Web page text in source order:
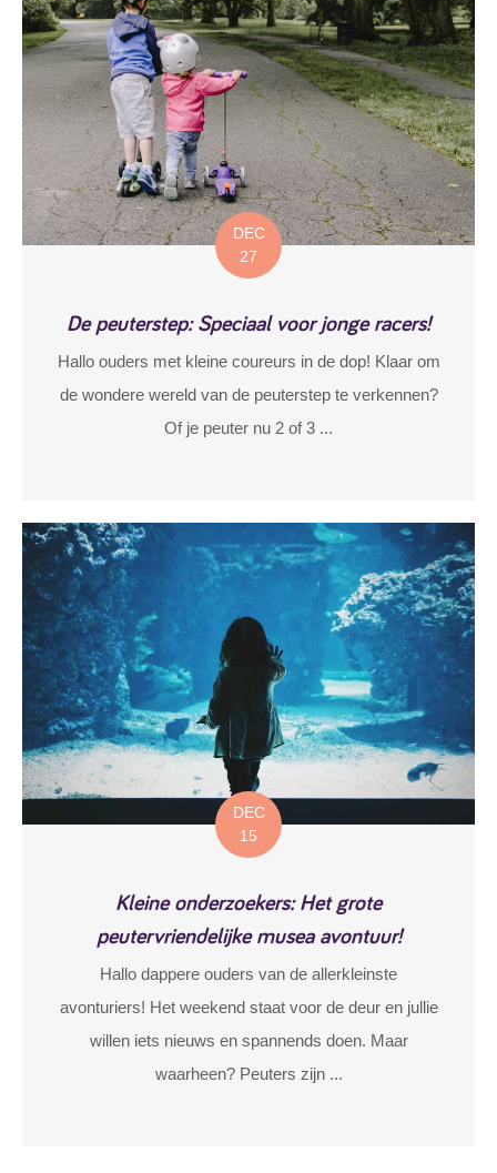
DEC
27
De peuterstep: Speciaal voor jonge racers!
Hallo ouders met kleine coureurs in de dop! Klaar om
de wondere wereld van de peuterstep te verkennen?
Of je peuter nu 2 of 3 ...
DEC
15
Kleine onderzoekers: Het grote
peutervriendelijke musea avontuur!
Hallo dappere ouders van de allerkleinste
avonturiers! Het weekend staat voor de deur en jullie
willen iets nieuws en spannends doen. Maar
waarheen? Peuters zijn ...